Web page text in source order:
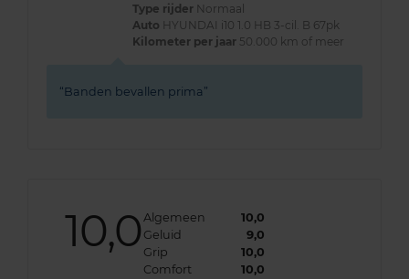
Type rijder Normaal
Auto HYUNDAI i10 1.0 HB 3-cil. B 67pk
Kilometer per jaar 50.000 km of meer
Banden bevallen prima
10,0 Algemeen
10,0
Geluid
9,0
Grip
10,0
Comfort
10,0